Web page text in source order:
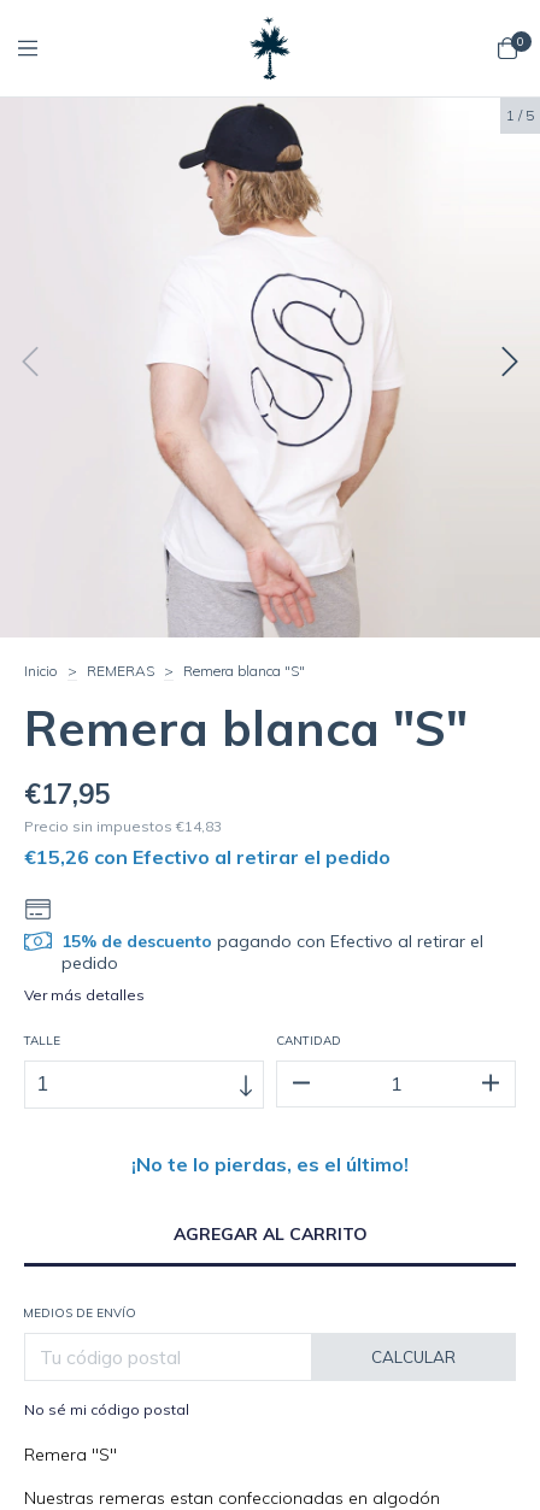
0
1 / 5
Inicio > REMERAS > Remera blanca "S"
Remera blanca "S"
€17,95
Precio sin impuestos €14,83
€15,26 con Efectivo al retirar el pedido
15% de descuento pagando con Efectivo al retirar el
pedido
Ver más detalles
TALLE CANTIDAD
¡No te lo pierdas, es el último!
MEDIOS DE ENVÍO
CALCULAR
No sé mi código postal
Remera "S"
Nuestras remeras estan confeccionadas en algodón